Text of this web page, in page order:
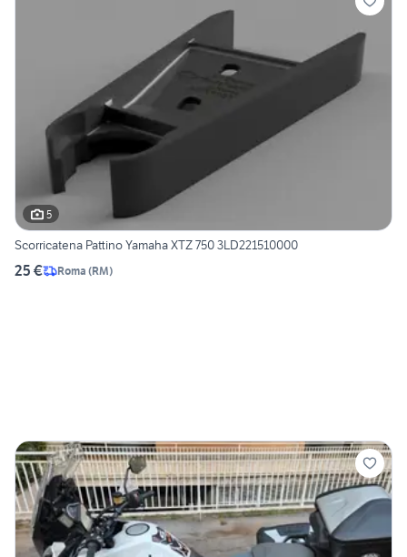
5
Scorricatena Pattino Yamaha XTZ 750 3LD221510000
25 € Roma (RM)